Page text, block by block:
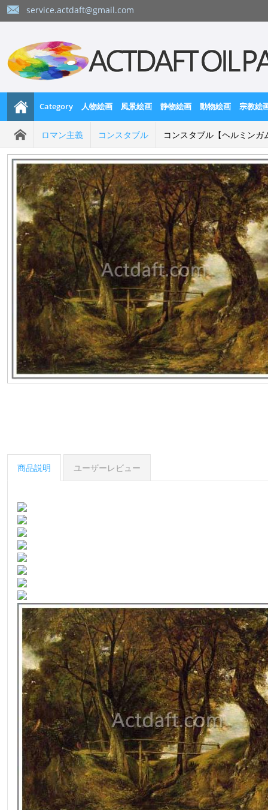
service.actdaft@gmail.com
Category 人物絵画 風景絵画 静物絵画 動物絵画 宗教絵
ロマン主義 コンスタブル コンスタブル【ヘルミンガ
商品説明 ユーザーレビュー